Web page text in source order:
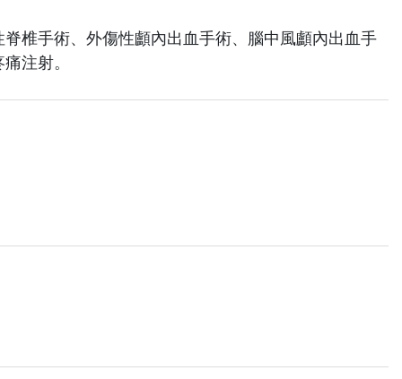
椎手術、外傷性顱內出血手術、腦中風顱內出血手
注射。